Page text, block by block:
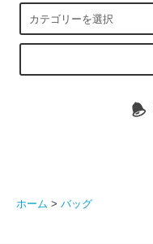
ホーム > バッグ